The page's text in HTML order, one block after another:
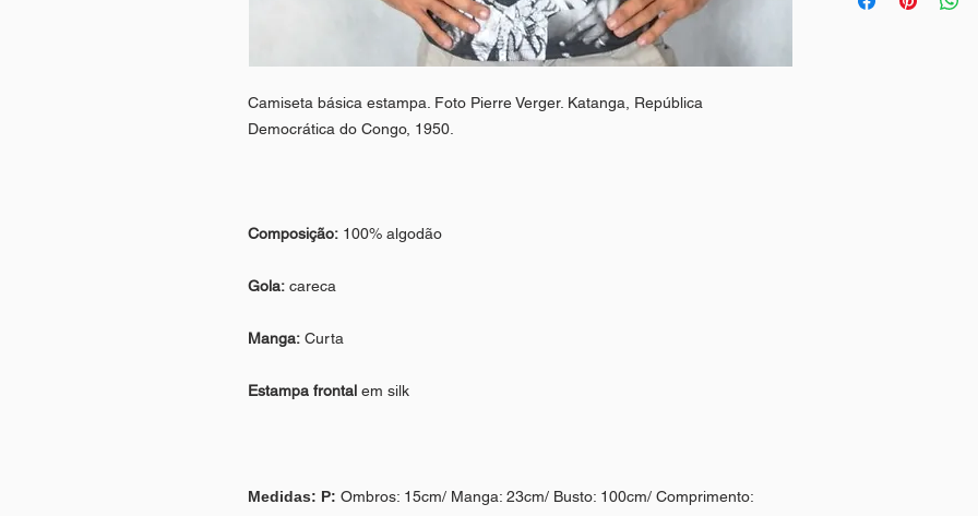
Camiseta básica estampa. Foto Pierre Verger. Katanga, República
Democrática do Congo, 1950.
Composição: 100% algodão
Gola: careca
Manga: Curta
Estampa frontal em silk
Medidas: P: Ombros: 15cm/ Manga: 23cm/ Busto: 100cm/ Comprimento: